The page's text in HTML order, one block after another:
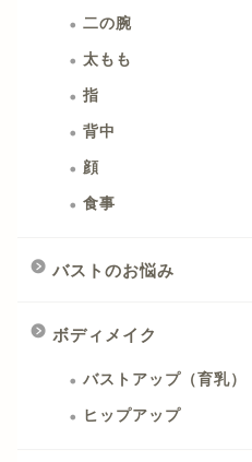
二の腕
太もも
指
背中
顔
食事
バストのお悩み
ボディメイク
バストアップ（育乳）
ヒップアップ